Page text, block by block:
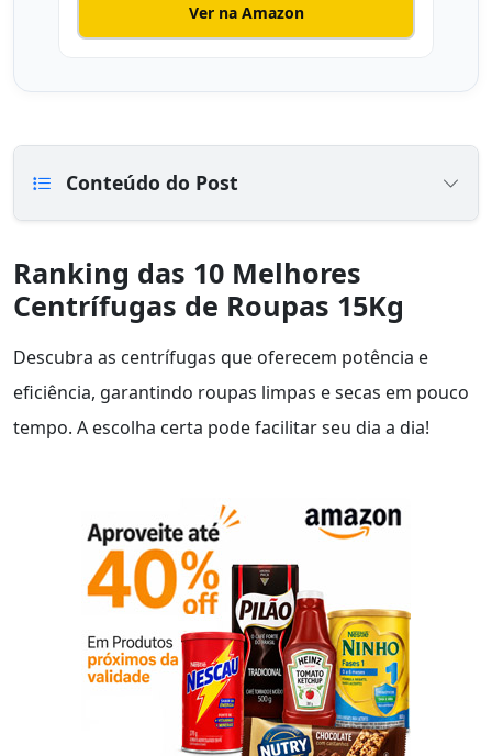
Ver na Amazon
Conteúdo do Post
Ranking das 10 Melhores
Centrífugas de Roupas 15Kg
Descubra as centrífugas que oferecem potência e
eficiência, garantindo roupas limpas e secas em pouco
tempo. A escolha certa pode facilitar seu dia a dia!